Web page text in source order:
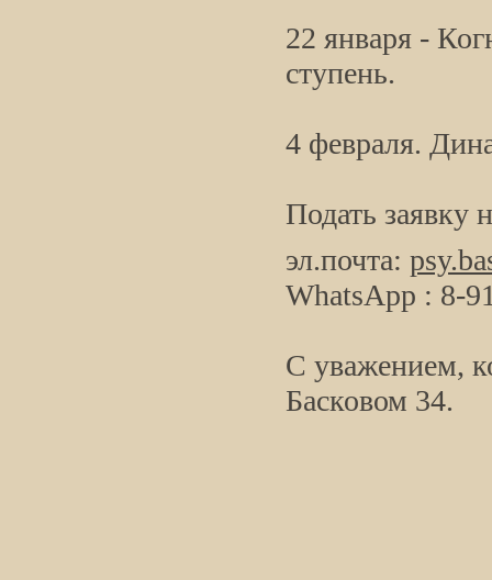
22 января -
ступень.
4 февраля.
Подать заявку
эл.почта:
WhatsApp : 8-
С уважением,
Басковом 34.